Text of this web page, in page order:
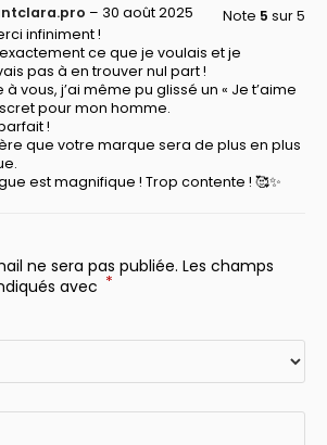
Note 5 sur 5
– 30 août 2025
infiniment !
exactement ce que je voulais et je
pas à en trouver nul part !
à vous, j’ai même pu glissé un « Je t’aime
pour mon homme.
!
que votre marque sera de plus en plus
est magnifique ! Trop contente ! 🥰✨
ne sera pas publiée. Les champs
avec *